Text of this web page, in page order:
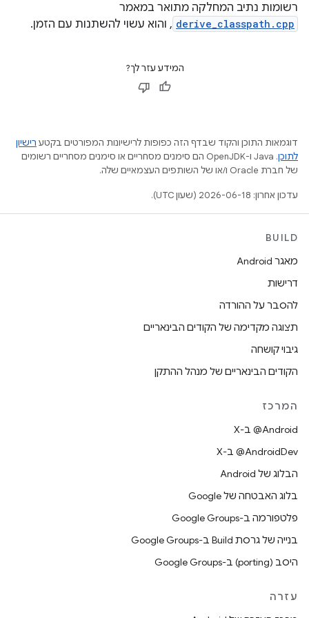
רשומות נתיב המחלקה מתואר במאמר
derive_classpath.cpp , והוא עשוי להשתנות עם הזמן.
המידע עזר לך?
דוגמאות התוכן והקוד שבדף הזה כפופות לרישיונות המפורטים בקטע רישיון
לתוכן
.‏ Java ו-OpenJDK הם סימנים מסחריים או סימנים מסחריים רשומים
של חברת Oracle ו/או של השותפים העצמאיים שלה.
עדכון אחרון: 2026-06-18 (שעון UTC).
BUILD
מאגר Android
דרישות
להסבר על ההורדה
תצוגה מקדימה של הקודים הבינאריים
גיבוי קושחה
הקודים הבינאריים של מנהל ההתקן
המרכז
‫‎@Android ב-X
‫‎@AndroidDev ב-X
הבלוג של Android
בלוג האבטחה של Google
פלטפורמה ב-Google Groups
בנייה של גרסת Build ב-Google Groups
היסב (porting) ב-Google Groups
עזרה